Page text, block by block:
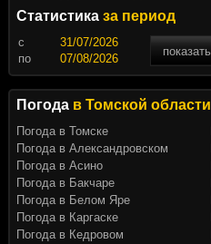
Статистика за период
c
показать
по
Погода в Томской области
Погода в Томске
Погода в Александровском
Погода в Асино
Погода в Бакчаре
Погода в Белом Яре
Погода в Каргаске
Погода в Кедровом